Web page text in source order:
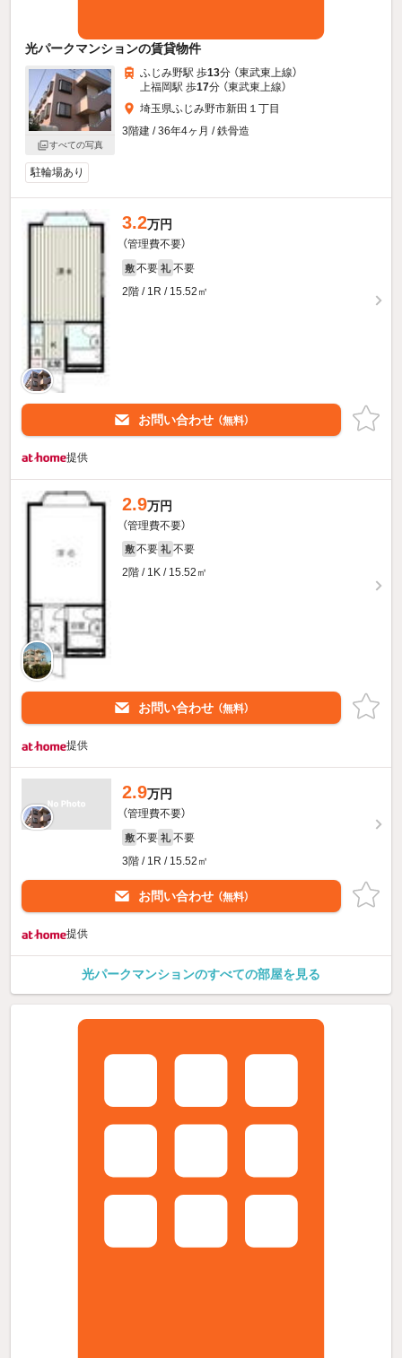
光パークマンションの賃貸物件
すべての写真
ふじみ野駅 歩13分 （東武東上線）
上福岡駅 歩17分 （東武東上線）
埼玉県ふじみ野市新田１丁目
3階建 / 36年4ヶ月 / 鉄骨造
駐輪場あり
3.2万円
（管理費不要）
敷 不要 礼 不要
2階 / 1R / 15.52㎡
お問い合わせ （無料）
提供
2.9万円
（管理費不要）
敷 不要 礼 不要
2階 / 1K / 15.52㎡
お問い合わせ （無料）
提供
2.9万円
（管理費不要）
敷 不要 礼 不要
3階 / 1R / 15.52㎡
お問い合わせ （無料）
提供
光パークマンションのすべての部屋を見る